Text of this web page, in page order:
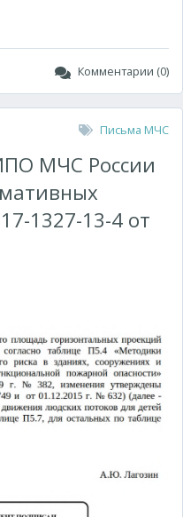
Комментарии (0)
Письма МЧС
МЧС России
1327-13-4 от